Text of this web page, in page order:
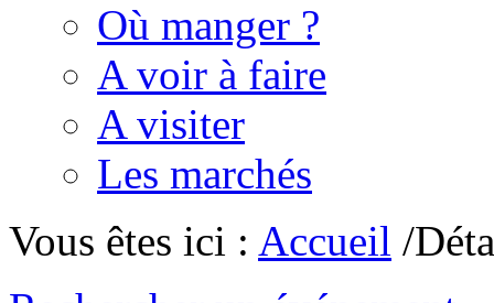
Où manger ?
A voir à faire
A visiter
Les marchés
Vous êtes ici : Accueil /